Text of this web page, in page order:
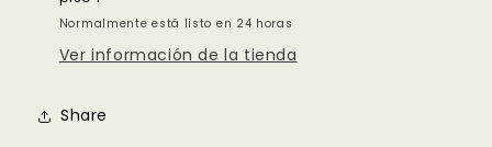
Normalmente está listo en 24 horas
Ver información de la tienda
Share